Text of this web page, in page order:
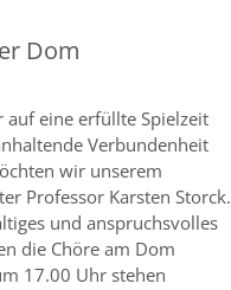
Dom
auf eine erfüllte Spielzeit
Verbundenheit
wir unserem
Professor Karsten Storck.
und anspruchsvolles
die Chöre am Dom
17.00 Uhr stehen